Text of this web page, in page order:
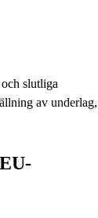
slutliga
av underlag,